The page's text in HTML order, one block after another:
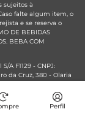
Perfil
sujeitos à
falte algum item, o
e se reserva o
DE BEBIDAS
BEBA COM
A F1129 - CNPJ:
da Cruz, 380 - Olaria